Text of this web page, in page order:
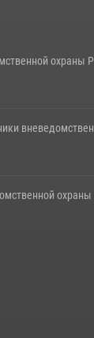
охраны